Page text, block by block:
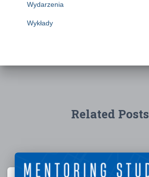
Wydarzenia
Wykłady
Related Posts